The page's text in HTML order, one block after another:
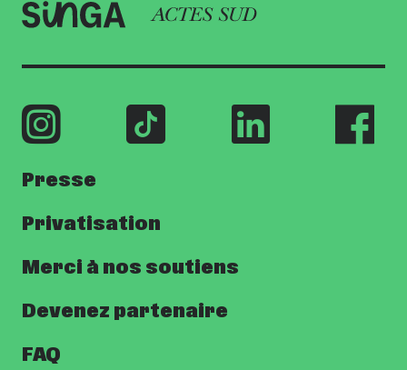
Presse
Privatisation
Merci à nos soutiens
Devenez partenaire
FAQ